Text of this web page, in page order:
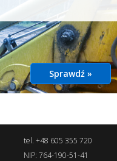
Sprawdź »
tel. +48 605 355 720
NIP: 764-190-51-41